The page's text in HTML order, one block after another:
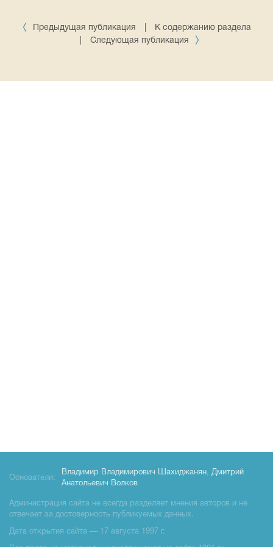
Предыдущая публикация
К содержанию раздела
Следующая публикация
Основатели:
Владимир Владимирович Шахиджанян, Дмитрий
Анатольевич Волков
Администрация сайта не всегда разделяет мнения авторов и не
отвечает за достоверность публикуемых данных.
Дата открытия сайта — 17 августа 1997 г.